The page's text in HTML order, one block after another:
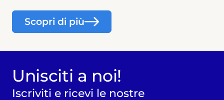
Scopri di più
Unisciti a noi!
Iscriviti e ricevi le nostre